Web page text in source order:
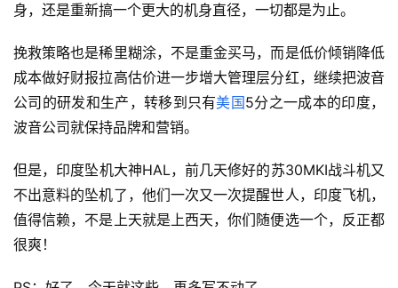
身，还是重新搞一个更大的机身直径，一切都是为止。
挽救策略也是稀里糊涂，不是重金买马，而是低价倾销降低
成本做好财报拉高估价进一步增大管理层分红，继续把波音
公司的研发和生产，转移到只有美国5分之一成本的印度，
波音公司就保持品牌和营销。
但是，印度坠机大神HAL，前几天修好的苏30MKI战斗机又
不出意料的坠机了，他们一次又一次提醒世人，印度飞机，
值得信赖，不是上天就是上西天，你们随便选一个，反正都
很爽！